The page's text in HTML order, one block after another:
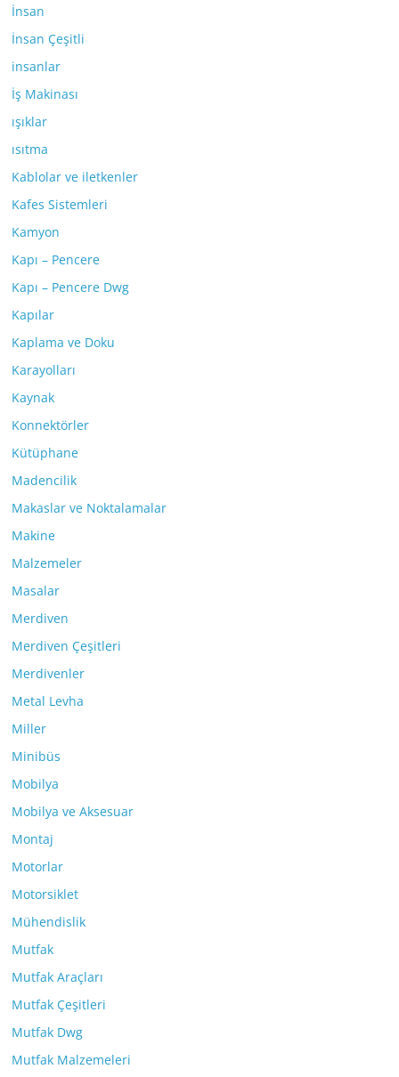
İnsan
İnsan Çeşitli
insanlar
İş Makinası
ışıklar
ısıtma
Kablolar ve iletkenler
Kafes Sistemleri
Kamyon
Kapı – Pencere
Kapı – Pencere Dwg
Kapılar
Kaplama ve Doku
Karayolları
Kaynak
Konnektörler
Kütüphane
Madencilik
Makaslar ve Noktalamalar
Makine
Malzemeler
Masalar
Merdiven
Merdiven Çeşitleri
Merdivenler
Metal Levha
Miller
Minibüs
Mobilya
Mobilya ve Aksesuar
Montaj
Motorlar
Motorsiklet
Mühendislik
Mutfak
Mutfak Araçları
Mutfak Çeşitleri
Mutfak Dwg
Mutfak Malzemeleri